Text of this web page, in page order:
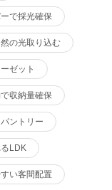
で採光確保
の光取り込む
ゼット
収納量確保
ントリー
LDK
い客間配置